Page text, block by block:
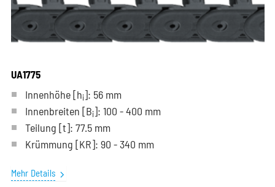
UA1775
Innenhöhe [hi]: 56 mm
Innenbreiten [Bi]: 100 - 400 mm
Teilung [t]: 77.5 mm
Krümmung [KR]: 90 - 340 mm
Mehr Details